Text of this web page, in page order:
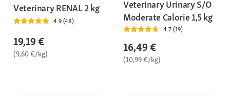
Veterinary RENAL 2 kg
4.9 (48)
19,19 €
(9,60 €/kg)
Veterinary Urinary S/O
Moderate Calorie 1,5 kg
4.7 (19)
16,49 €
(10,99 €/kg)